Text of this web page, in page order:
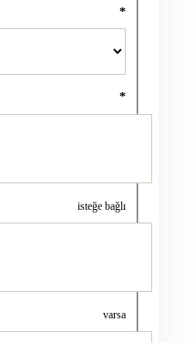
*
*
isteğe bağlı
varsa